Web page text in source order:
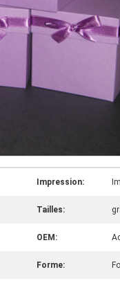
Impression:
Tailles:
OEM:
Forme: